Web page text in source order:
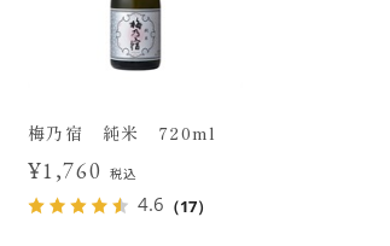
梅乃宿 純米 720ml
¥1,760 税込
4.6 （17）